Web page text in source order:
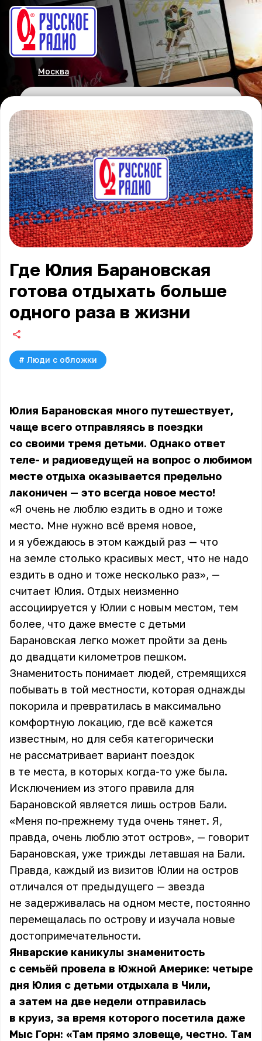
Москва
Где Юлия Барановская
готова отдыхать больше
одного раза в жизни
# Люди с обложки
Юлия Барановская много путешествует,
чаще всего отправляясь в поездки
со своими тремя детьми. Однако ответ
теле- и радиоведущей на вопрос о любимом
месте отдыха оказывается предельно
лаконичен — это всегда новое место!
«Я очень не люблю ездить в одно и тоже
место. Мне нужно всё время новое,
и я убеждаюсь в этом каждый раз — что
на земле столько красивых мест, что не надо
ездить в одно и тоже несколько раз», —
считает Юлия. Отдых неизменно
ассоциируется у Юлии с новым местом, тем
более, что даже вместе с детьми
Барановская легко может пройти за день
до двадцати километров пешком.
Знаменитость понимает людей, стремящихся
побывать в той местности, которая однажды
покорила и превратилась в максимально
комфортную локацию, где всё кажется
известным, но для себя категорически
не рассматривает вариант поездок
в те места, в которых когда-то уже была.
Исключением из этого правила для
Барановской является лишь остров Бали.
«Меня по-прежнему туда очень тянет. Я,
правда, очень люблю этот остров», — говорит
Барановская, уже трижды летавшая на Бали.
Правда, каждый из визитов Юлии на остров
отличался от предыдущего — звезда
не задерживалась на одном месте, постоянно
перемещалась по острову и изучала новые
достопримечательности.
Январские каникулы знаменитость
с семьёй провела в Южной Америке: четыре
дня Юлия с детьми отдыхала в Чили,
а затем на две недели отправилась
в круиз, за время которого посетила даже
Мыс Горн: «Там прямо зловеще, честно. Там